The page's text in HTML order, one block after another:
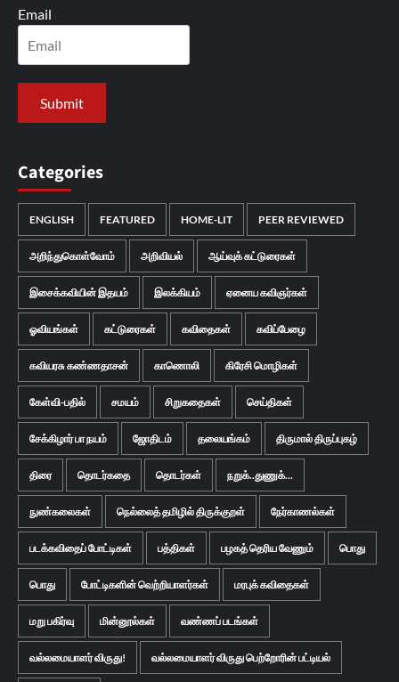
Email
Categories
ENGLISH FEATURED HOME-LIT PEER REVIEWED
அறிந்துகொள்வோம் அறிவியல் ஆய்வுக் கட்டுரைகள்
இசைக்கவியின் இதயம் இலக்கியம் ஏனைய கவிஞர்கள்
ஓவியங்கள் கட்டுரைகள் கவிதைகள் கவிப்பேழை
கவியரசு கண்ணதாசன் காணொலி கிரேசி மொழிகள்
கேள்வி-பதில் சமயம் சிறுகதைகள் செய்திகள்
சேக்கிழார் பா நயம் ஜோதிடம் தலையங்கம் திருமால் திருப்புகழ்
திரை தொடர்கதை தொடர்கள் நறுக்..துணுக்...
நுண்கலைகள் நெல்லைத் தமிழில் திருக்குறள் நேர்காணல்கள்
படக்கவிதைப் போட்டிகள் பத்திகள் பழகத் தெரிய வேணும் பொது
பொது போட்டிகளின் வெற்றியாளர்கள் மரபுக் கவிதைகள்
மறு பகிர்வு மின்னூல்கள் வண்ணப் படங்கள்
வல்லமையாளர் விருது! வல்லமையாளர் விருது பெற்றோரின் பட்டியல்